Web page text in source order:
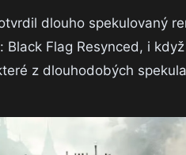
dlouho spekulovaný
Black Flag Resynced, i
z dlouhodobých